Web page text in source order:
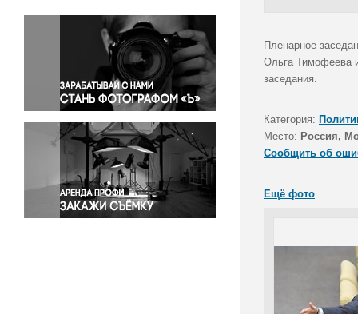
Окружающая среда
Политика
Правосудие
Происшествия и конфликты
Религия
Светская жизнь
Спорт
Экология
Экономика и бизнес
Пленарное
Ольга Тимофеева
заседания.
Категория:
Место: Россия,
Сообщить об
Ещё фото